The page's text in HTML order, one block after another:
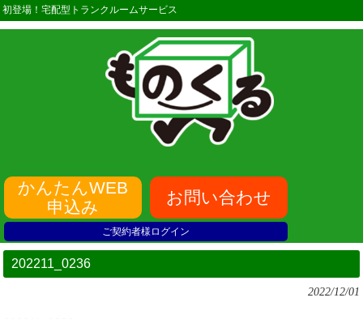
初登場！宅配型トランクルームサービス
かんたんWEB
申込み
お問い合わせ
ご契約者様ログイン
202211_0236
2022/12/01